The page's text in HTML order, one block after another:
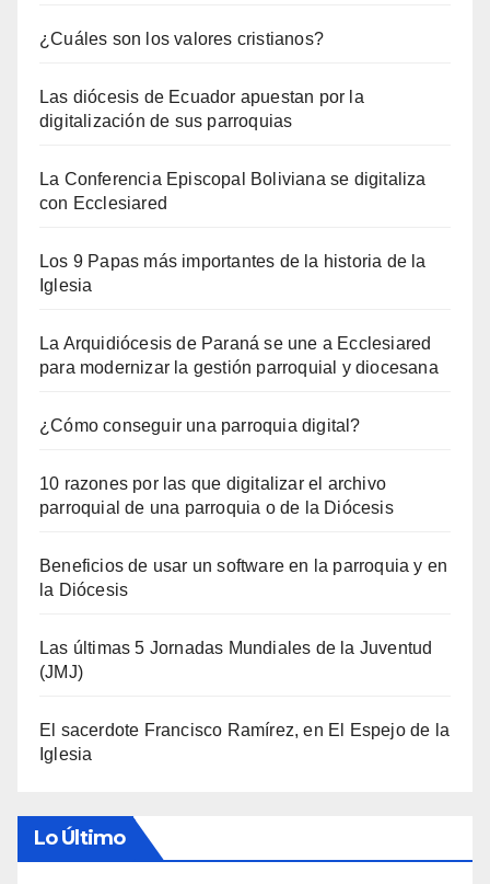
¿Cuáles son los valores cristianos?
Las diócesis de Ecuador apuestan por la
digitalización de sus parroquias
La Conferencia Episcopal Boliviana se digitaliza
con Ecclesiared
Los 9 Papas más importantes de la historia de la
Iglesia
La Arquidiócesis de Paraná se une a Ecclesiared
para modernizar la gestión parroquial y diocesana
¿Cómo conseguir una parroquia digital?
10 razones por las que digitalizar el archivo
parroquial de una parroquia o de la Diócesis
Beneficios de usar un software en la parroquia y en
la Diócesis
Las últimas 5 Jornadas Mundiales de la Juventud
(JMJ)
El sacerdote Francisco Ramírez, en El Espejo de la
Iglesia
Lo Último